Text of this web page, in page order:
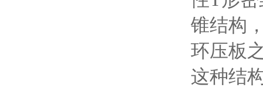
锥结构
环压板
这种结